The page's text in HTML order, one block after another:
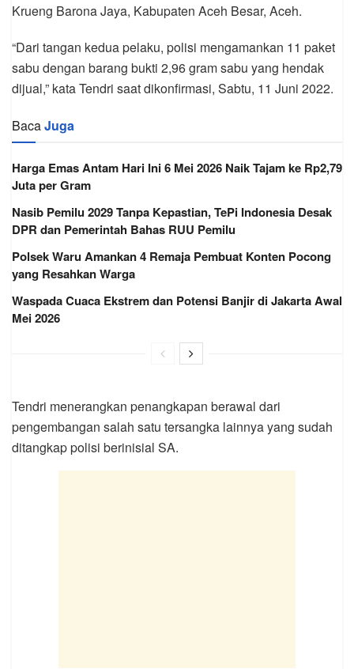
Krueng Barona Jaya, Kabupaten Aceh Besar, Aceh.
“Dari tangan kedua pelaku, polisi mengamankan 11 paket
sabu dengan barang bukti 2,96 gram sabu yang hendak
dijual,” kata Tendri saat dikonfirmasi, Sabtu, 11 Juni 2022.
BacaJuga
Harga Emas Antam Hari Ini 6 Mei 2026 Naik Tajam ke Rp2,79
Juta per Gram
Nasib Pemilu 2029 Tanpa Kepastian, TePi Indonesia Desak
DPR dan Pemerintah Bahas RUU Pemilu
Polsek Waru Amankan 4 Remaja Pembuat Konten Pocong
yang Resahkan Warga
Waspada Cuaca Ekstrem dan Potensi Banjir di Jakarta Awal
Mei 2026
Tendri menerangkan penangkapan berawal dari
pengembangan salah satu tersangka lainnya yang sudah
ditangkap polisi berinisial SA.